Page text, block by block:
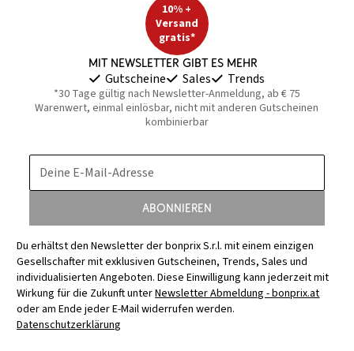
10% +
Versand
gratis*
Mit Newsletter gibt es mehr
Gutscheine Sales Trends
*30 Tage gültig nach Newsletter-Anmeldung, ab € 75
Warenwert, einmal einlösbar, nicht mit anderen Gutscheinen
kombinierbar
Deine E-Mail-Adresse
Abonnieren
Du erhältst den Newsletter der bonprix S.r.l. mit einem einzigen
Gesellschafter mit exklusiven Gutscheinen, Trends, Sales und
individualisierten Angeboten. Diese Einwilligung kann jederzeit mit
Wirkung für die Zukunft unterNewsletter Abmeldung - bonprix.at
oder am Ende jeder E-Mail widerrufen werden.
Datenschutzerklärung